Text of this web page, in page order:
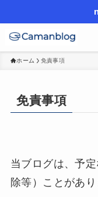
ホーム 免責事項
免責事項
当ブログは、予
除等）ことがあり